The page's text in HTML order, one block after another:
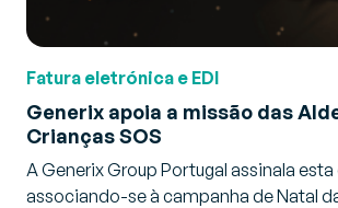
Fatura eletrónica e EDI
Generix apoia a missão das
Crianças SOS
A Generix Group Portugal assinala
associando-se à campanha de Natal